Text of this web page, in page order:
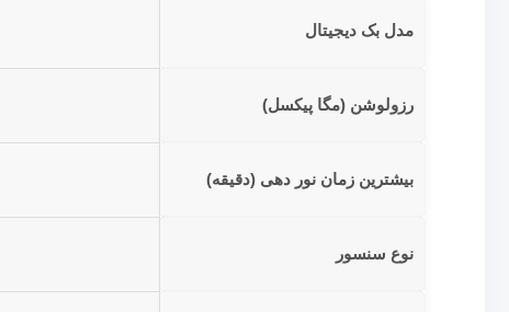
مدل بک دیجیتال
رزولوشن (مگا پیکسل)
بیشترین زمان نور دهی (دقیقه)
نوع سنسور